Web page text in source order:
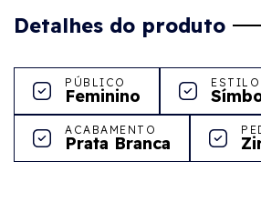
Detalhes do produto
PÚBLICO
Feminino
ESTILO
ACABAMENTO
Prata Branca